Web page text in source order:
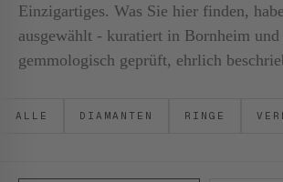
Einzigartiges. Was Sie hier finden,
ausgewählt - kuratiert in Bornheim und
gemmologisch geprüft, ehrlich
ALLE DIAMANTEN RINGE